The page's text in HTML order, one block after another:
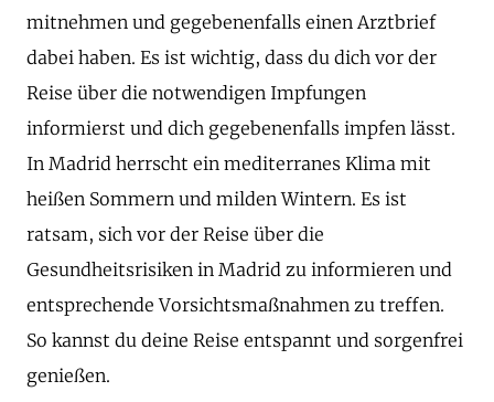
mitnehmen und gegebenenfalls einen Arztbrief
dabei haben. Es ist wichtig, dass du dich vor der
Reise über die notwendigen Impfungen
informierst und dich gegebenenfalls impfen lässt.
In Madrid herrscht ein mediterranes Klima mit
heißen Sommern und milden Wintern. Es ist
ratsam, sich vor der Reise über die
Gesundheitsrisiken in Madrid zu informieren und
entsprechende Vorsichtsmaßnahmen zu treffen.
So kannst du deine Reise entspannt und sorgenfrei
genießen.